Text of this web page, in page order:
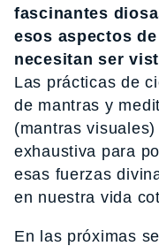
fascinantes
esos aspectos
necesitan ser
Las prácticas de
de mantras y
(mantras
exhaustiva para
esas fuerzas
en nuestra vida
En las próximas